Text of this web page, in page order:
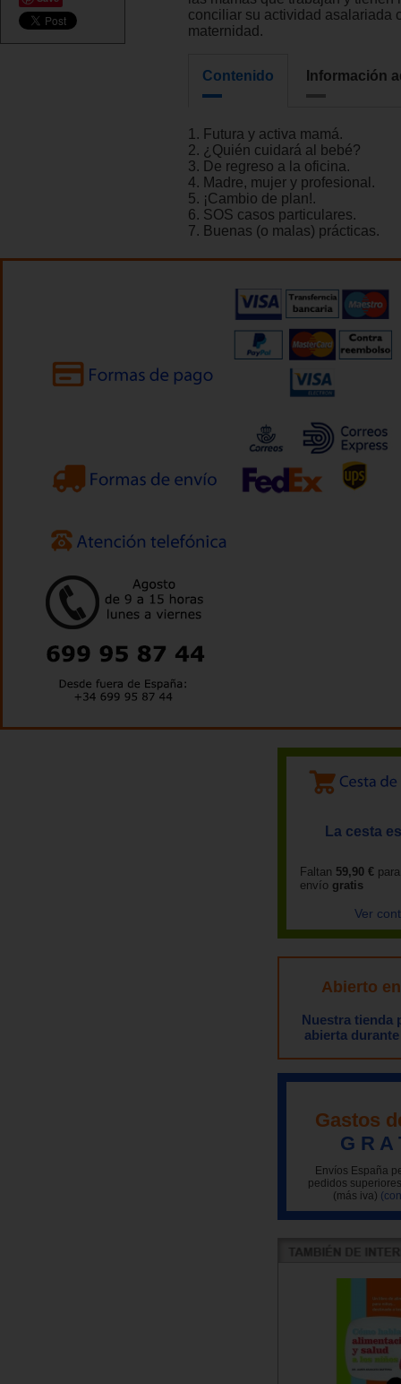
conciliar su actividad asalariada
maternidad.
Contenido Información
1. Futura y activa mamá.
2. ¿Quién cuidará al bebé?
3. De regreso a la oficina.
4. Madre, mujer y profesional.
5. ¡Cambio de plan!.
6. SOS casos particulares.
7. Buenas (o malas) prácticas.
La cesta
Faltan 59,90 €
envío gratis
Ver
Abierto
Nuestra tienda
abierta
Gastos
G R A
Envíos España
pedidos
(más iva)